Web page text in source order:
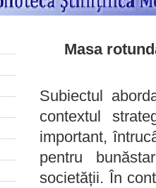
Masa
Subiectul
contextul
important,
pentru
societății. În